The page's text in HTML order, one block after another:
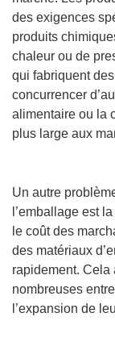
des exigences
produits
chaleur ou de
qui fabriquent
concurrencer
alimentaire ou la
plus large aux
Un autre
l’emballage est
le coût des
des matériaux
rapidement. Cela
nombreuses
l’expansion de